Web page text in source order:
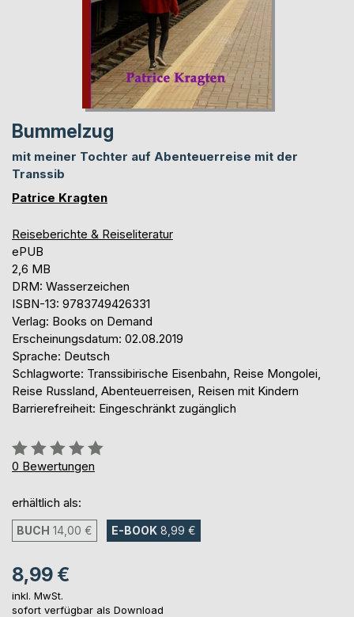
Bummelzug
mit meiner Tochter auf Abenteuerreise mit der
Transsib
Patrice Kragten
Reiseberichte & Reiseliteratur
ePUB
2,6 MB
DRM: Wasserzeichen
ISBN-13: 9783749426331
Verlag: Books on Demand
Erscheinungsdatum: 02.08.2019
Sprache: Deutsch
Schlagworte: Transsibirische Eisenbahn, Reise Mongolei,
Reise Russland, Abenteuerreisen, Reisen mit Kindern
Barrierefreiheit: Eingeschränkt zugänglich
Bewertung::
0%
0 Bewertungen
erhältlich als:
BUCH 14,00 € E-BOOK 8,99 €
8,99 €
inkl. MwSt.
sofort verfügbar als Download